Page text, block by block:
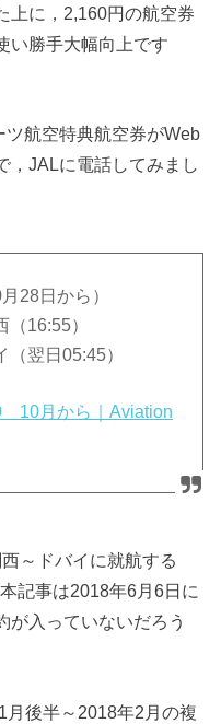
上に，2,160円の航空券
い勝手大幅向上です
航空特典航空券がWeb
，JALに電話してみまし
28日から）
16:55）
翌日05:45）
10月から｜Aviation
～ドバイに就航する
記事は2018年6月6日に
が入っていないだろう
月後半～2018年2月の複